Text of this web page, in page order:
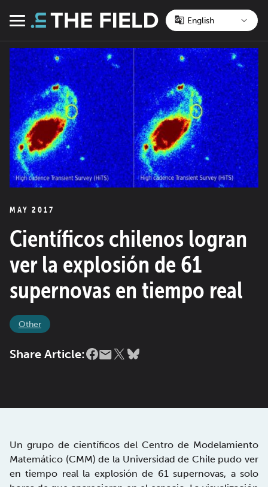
Menu
MAY 2017
Científicos chilenos logran
ver la explosión de 61
supernovas en tiempo real
Other
Share Article:
Un grupo de científicos del Centro de Modelamiento
Matemático (CMM) de la Universidad de Chile pudo ver
en tiempo real la explosión de 61 supernovas, a solo